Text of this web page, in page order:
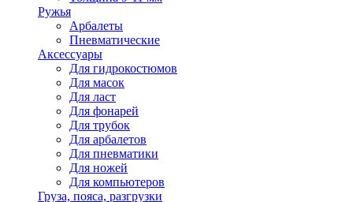
Ружья
Арбалеты
Пневматические
Аксессуары
Для гидрокостюмов
Для масок
Для ласт
Для фонарей
Для трубок
Для арбалетов
Для пневматики
Для ножей
Для компьютеров
Груза, пояса, разгрузки